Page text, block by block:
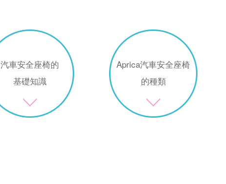
汽車安全座椅的
基礎知識
Aprica汽車安全座椅
的種類